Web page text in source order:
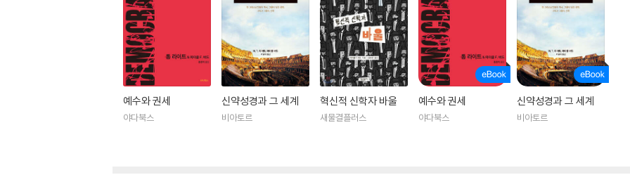
예수와 권세
야다북스
신약성경과 그 세계
비아토르
혁신적 신학자 바울
새물결플러스
예수와 권세
야다북스
신약성경과 그 세계
비아토르